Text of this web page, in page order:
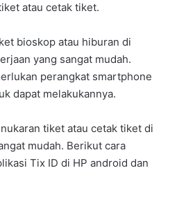
atau cetak tiket.
bioskop atau hiburan di
yang sangat mudah.
perangkat smartphone
dapat melakukannya.
tiket atau cetak tiket di
mudah. Berikut cara
Tix ID di HP android dan